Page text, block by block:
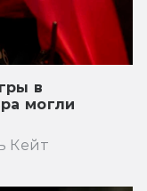
в
могли
Кейт